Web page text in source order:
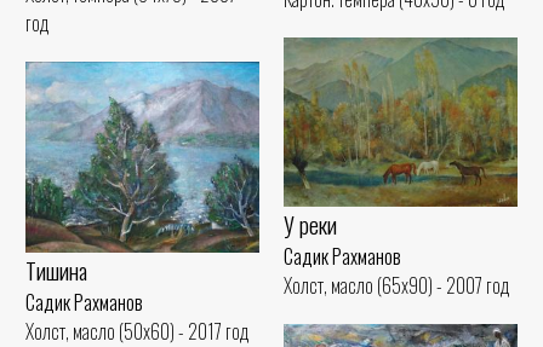
год
У реки
Садик Рахманов
Холст, масло (65x90) - 2007 год
Тишина
Садик Рахманов
Холст, масло (50x60) - 2017 год